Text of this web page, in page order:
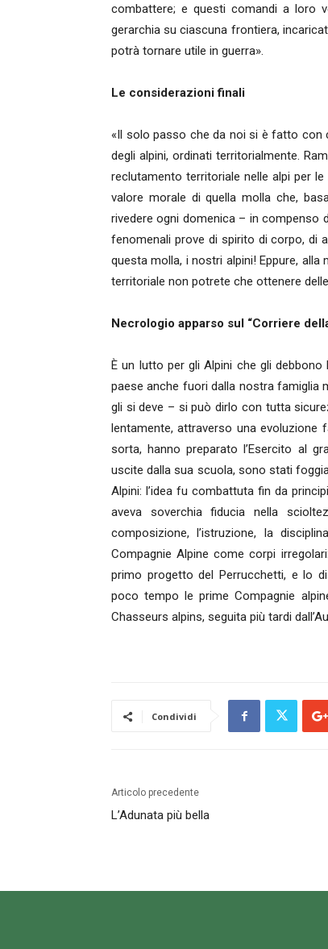
combattere; e questi comandi a loro
gerarchia su ciascuna frontiera,
potrà tornare utile in guerra».
Le considerazioni finali
«Il solo passo che da noi si è fatto con
degli alpini, ordinati territorialmente.
reclutamento territoriale nelle alpi per
valore morale di quella molla che,
rivedere ogni domenica – in compenso
fenomenali prove di spirito di corpo, di
questa molla, i nostri alpini! Eppure,
territoriale non potrete che ottenere
Necrologio apparso sul “Corriere
È un lutto per gli Alpini che gli
paese anche fuori dalla nostra famiglia
gli si deve – si può dirlo con tutta
lentamente, attraverso una
sorta, hanno preparato l’Esercito al
uscite dalla sua scuola, sono stati
Alpini: l’idea fu combattuta fin da
aveva soverchia fiducia nella
composizione, l’istruzione, la
Compagnie Alpine come corpi
primo progetto del Perrucchetti, e lo
poco tempo le prime Compagnie
Chasseurs alpins, seguita più tardi
Condividi
Articolo precedente
L’Adunata più bella